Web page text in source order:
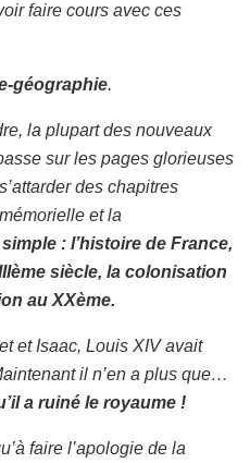
faire cours avec ces
géographie.
la plupart des nouveaux
sur les pages glorieuses
des chapitres
et la
: l’histoire de France,
siècle, la colonisation
au XXème.
et Isaac, Louis XIV avait
il n’en a plus que…
a ruiné le royaume !
faire l’apologie de la